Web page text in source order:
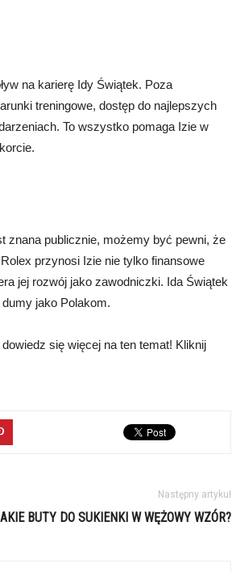
na karierę Idy Świątek. Poza
treningowe, dostęp do najlepszych
To wszystko pomaga Izie w
znana publicznie, możemy być pewni, że
przynosi Izie nie tylko finansowe
jej rozwój jako zawodniczki. Ida Świątek
jako Polakom.
się więcej na ten temat! Kliknij
Następny artykuł
BUTY DO SUKIENKI W WĘŻOWY WZÓR?